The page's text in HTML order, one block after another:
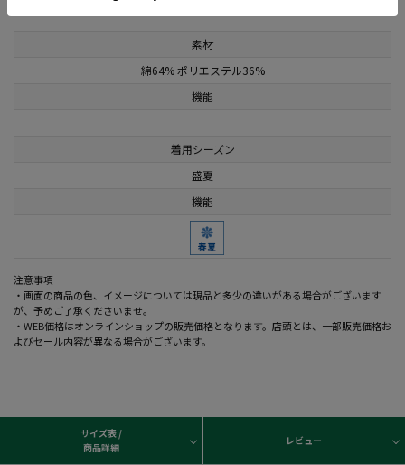
素材
綿64% ポリエステル36%
機能
着用シーズン
盛夏
機能
注意事項
・画面の商品の色、イメージについては現品と多少の違いがある場合がございます
が、予めご了承くださいませ。
・WEB価格はオンラインショップの販売価格となります。店頭とは、一部販売価格お
よびセール内容が異なる場合がございます。
サイズ表 /
商品詳細
レビュー